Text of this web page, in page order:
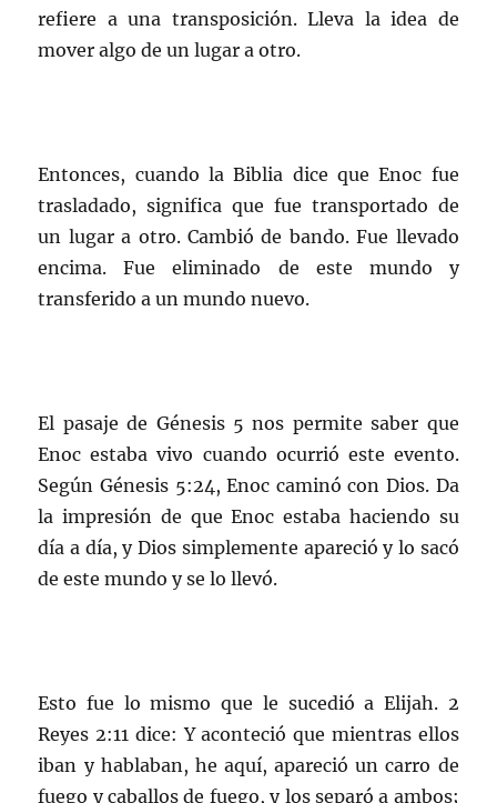
refiere a una transposición. Lleva la idea de
mover algo de un lugar a otro.
Entonces, cuando la Biblia dice que Enoc fue
trasladado, significa que fue transportado de
un lugar a otro. Cambió de bando. Fue llevado
encima. Fue eliminado de este mundo y
transferido a un mundo nuevo.
El pasaje de Génesis 5 nos permite saber que
Enoc estaba vivo cuando ocurrió este evento.
Según Génesis 5:24, Enoc caminó con Dios. Da
la impresión de que Enoc estaba haciendo su
día a día, y Dios simplemente apareció y lo sacó
de este mundo y se lo llevó.
Esto fue lo mismo que le sucedió a Elijah. 2
Reyes 2:11 dice: Y aconteció que mientras ellos
iban y hablaban, he aquí, apareció un carro de
fuego y caballos de fuego, y los separó a ambos;